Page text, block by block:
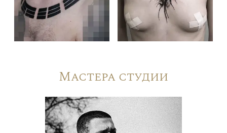
Мастера студии